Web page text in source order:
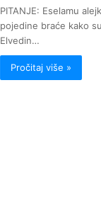
PITANJE: Eselamu
pojedine braće kako
Elvedin…
Pročitaj više »